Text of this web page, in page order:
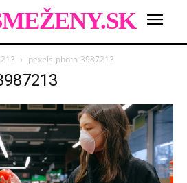
pexels-photo-3987213